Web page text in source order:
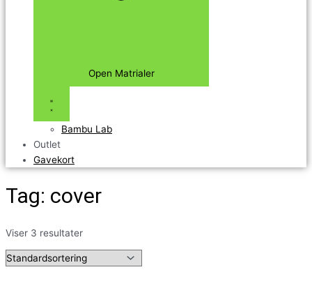
Open Matrialer
Bambu Lab
Outlet
Gavekort
Tag: cover
Viser 3 resultater